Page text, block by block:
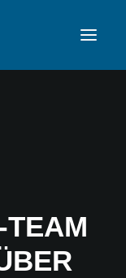
TEAM